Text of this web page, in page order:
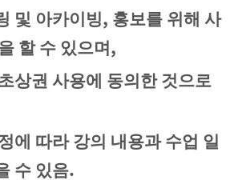
및 아카이빙, 홍보를 위해 사
할 수 있으며 ,
상권 사용에 동의한 것으로
에 따라 강의 내용과 수업 일
수 있음.